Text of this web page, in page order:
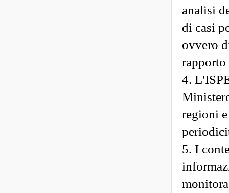
analisi
di casi
ovvero
4.
regioni
5. I